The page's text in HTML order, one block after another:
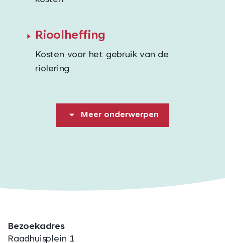
Rioolheffing
Kosten voor het gebruik van de
riolering
Meer onderwerpen
Bezoekadres
Raadhuisplein 1